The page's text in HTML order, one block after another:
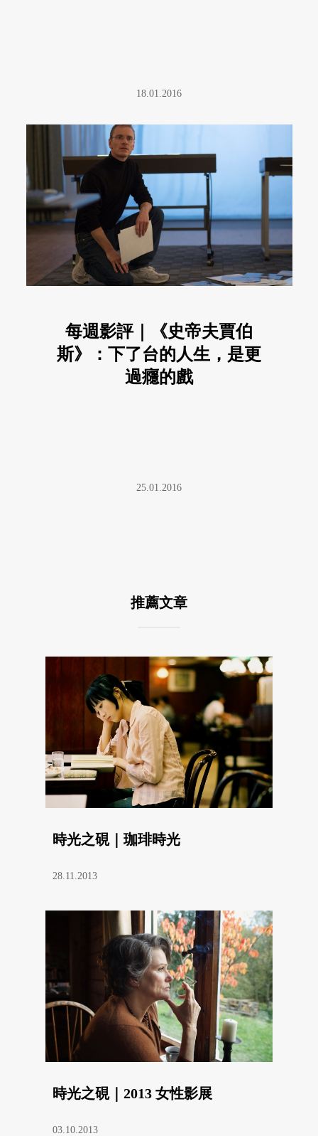
18.01.2016
每週影評｜《史帝夫賈伯
斯》：下了台的人生，是更
過癮的戲
25.01.2016
推薦文章
時光之硯｜珈琲時光
28.11.2013
時光之硯｜2013 女性影展
03.10.2013